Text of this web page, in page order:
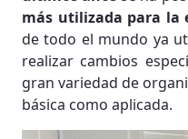
más utilizada para la
de todo el mundo ya
realizar cambios
gran variedad de
básica como aplicada.